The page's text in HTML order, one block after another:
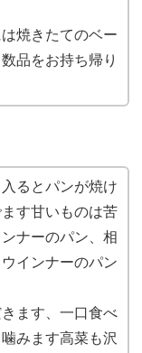
焼きたてのベー
品をお持ち帰り
るとパンが焼け
す甘いものは苦
ナーのパン、相
インナーのパン
ます、一口食べ
みます高菜も沢